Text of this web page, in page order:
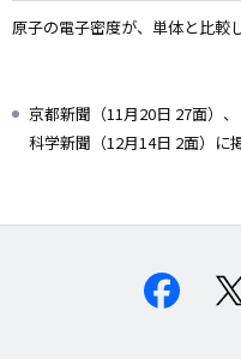
原子の電子密度が、単体と比較
京都新聞（11月20日 27面）
科学新聞（12月14日 2面）に